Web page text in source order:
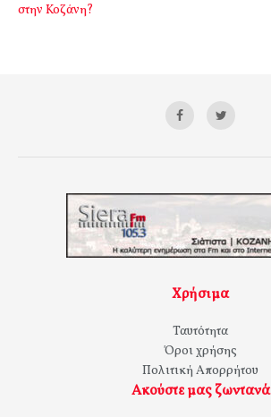
στην Κοζάνη?
Χρήσιμα
Ταυτότητα
Όροι χρήσης
Πολιτική Απορρήτου
Ακούστε μας ζωντανά